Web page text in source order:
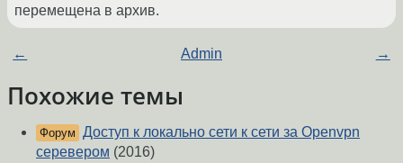
перемещена в архив.
← Admin →
Похожие темы
Форум Доступ к локально сети к сети за Openvpn
серевером (2016)